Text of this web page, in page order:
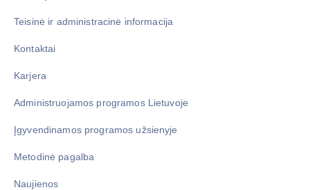
Teisinė ir administracinė informacija
Kontaktai
Karjera
Administruojamos programos Lietuvoje
Įgyvendinamos programos užsienyje
Metodinė pagalba
Naujienos